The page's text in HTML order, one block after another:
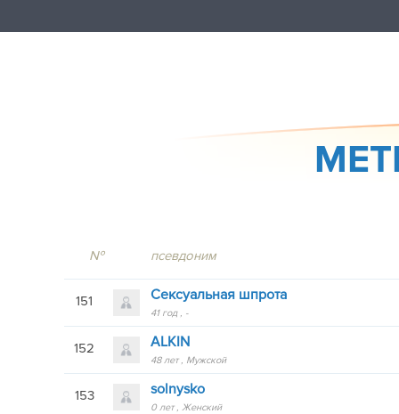
№ псевдоним
151 Сексуальная шпрота
41 год -
152 ALKIN
48 лет Мужской
153 solnysko
0 лет Женский